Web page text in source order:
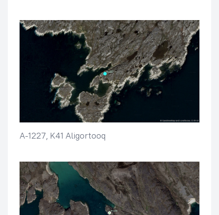
A-1227, K41 Aligortooq